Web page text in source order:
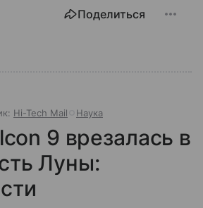
Поделиться
Hi-Tech Mail Наука
9 врезалась в
Луны: